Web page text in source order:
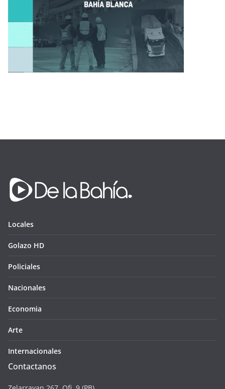
Locales
Golazo HD
Policiales
Nacionales
Economia
Arte
Internacionales
Contactanos